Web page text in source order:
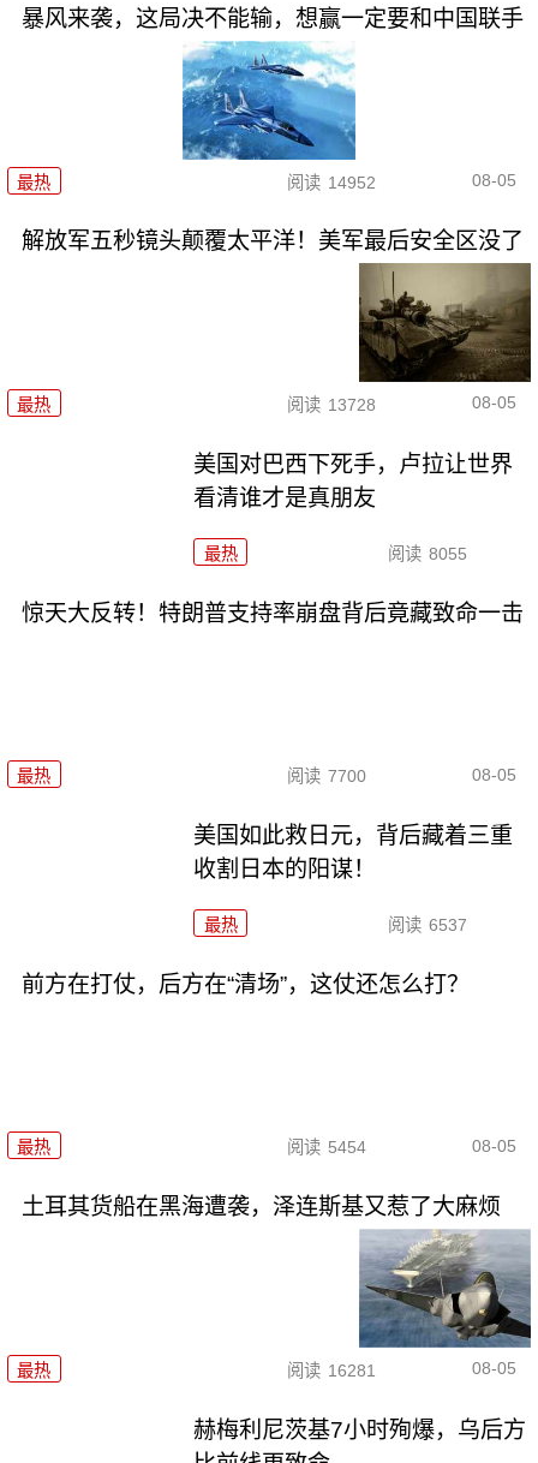
暴风来袭，这局决不能输，想赢一定要和中国联手
最热 阅读 14952 08-05
解放军五秒镜头颠覆太平洋！美军最后安全区没了
最热 阅读 13728 08-05
美国对巴西下死手，卢拉让世界
看清谁才是真朋友
最热 阅读 8055
惊天大反转！特朗普支持率崩盘背后竟藏致命一击
最热 阅读 7700 08-05
美国如此救日元，背后藏着三重
收割日本的阳谋！
最热 阅读 6537
前方在打仗，后方在“清场”，这仗还怎么打？
最热 阅读 5454 08-05
土耳其货船在黑海遭袭，泽连斯基又惹了大麻烦
最热 阅读 16281 08-05
赫梅利尼茨基7小时殉爆，乌后方